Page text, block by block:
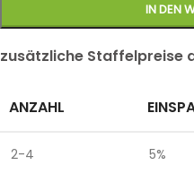
IN DEN
zusätzliche Staffelpreise
ANZAHL
2-4 5%